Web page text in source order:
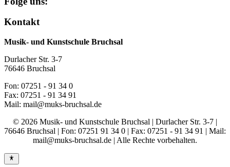
Kontakt
Musik- und Kunstschule Bruchsal
Durlacher Str. 3-7
76646 Bruchsal
Fon: 07251 - 91 34 0
Fax: 07251 - 91 34 91
Mail: mail@muks-bruchsal.de
© 2026 Musik- und Kunstschule Bruchsal | Durlacher Str. 3-7 |
76646 Bruchsal | Fon: 07251 91 34 0 | Fax: 07251 - 91 34 91 | Mail:
mail@muks-bruchsal.de | Alle Rechte vorbehalten.